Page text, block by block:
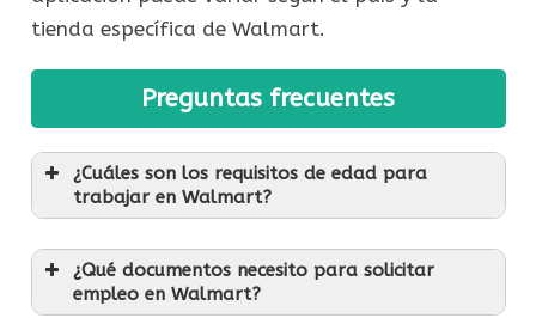
tienda específica de Walmart.
Preguntas frecuentes
¿Cuáles son los requisitos de edad para
trabajar en Walmart?
¿Qué documentos necesito para solicitar
empleo en Walmart?